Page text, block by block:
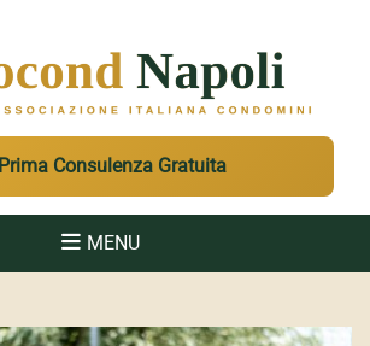
Prima Consulenza Gratuita
MENU